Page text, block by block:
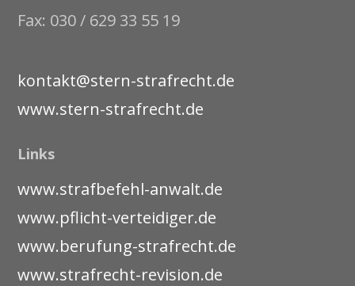
Fax: 030 / 629 33 55 19
kontakt@stern-strafrecht.de
www.stern-strafrecht.de
Links
www.strafbefehl-anwalt.de
www.pflicht-verteidiger.de
www.berufung-strafrecht.de
www.strafrecht-revision.de